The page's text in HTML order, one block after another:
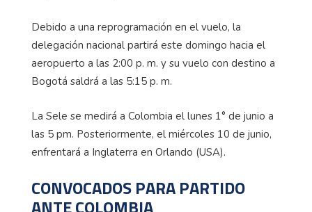
Debido a una reprogramación en el vuelo, la
delegación nacional partirá este domingo hacia el
aeropuerto a las 2:00 p. m. y su vuelo con destino a
Bogotá saldrá a las 5:15 p. m.
La Sele se medirá a Colombia el lunes 1° de junio a
las 5 pm. Posteriormente, el miércoles 10 de junio,
enfrentará a Inglaterra en Orlando (USA).
CONVOCADOS PARA PARTIDO